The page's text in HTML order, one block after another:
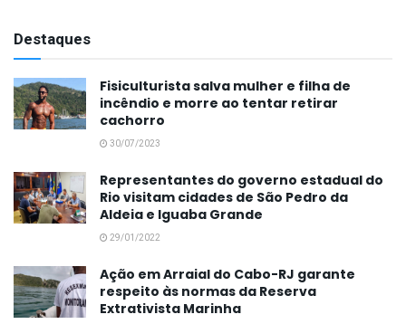
Destaques
Fisiculturista salva mulher e filha de
incêndio e morre ao tentar retirar
cachorro
30/07/2023
Representantes do governo estadual do
Rio visitam cidades de São Pedro da
Aldeia e Iguaba Grande
29/01/2022
Ação em Arraial do Cabo-RJ garante
respeito às normas da Reserva
Extrativista Marinha